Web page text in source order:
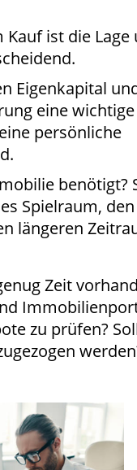
ist die Lage
Eigenkapital
eine wichtige
persönliche
benötigt?
Spielraum, den
längeren
Zeit
zu prüfen?